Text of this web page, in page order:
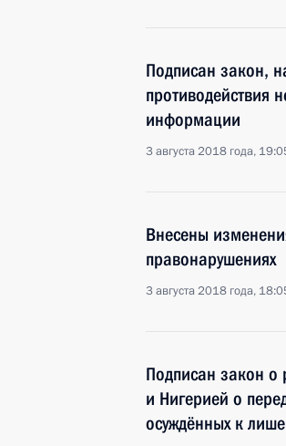
Подписан закон,
противодействия
информации
3 августа 2018 года,
Внесены
правонарушениях
3 августа 2018 года,
Подписан закон о
и Нигерией о
осуждённых к